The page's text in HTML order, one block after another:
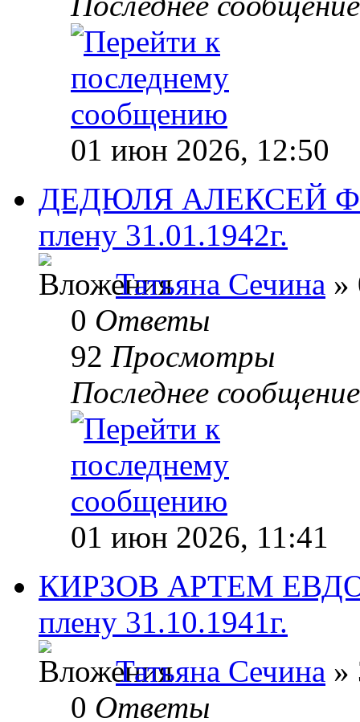
01 июн 2026, 12:50
ДЕДЮЛЯ АЛЕКСЕЙ
плену 31.01.1942г.
Татьяна Сечина »
0 Ответы
92 Просмотры
Последнее
01 июн 2026, 11:41
КИРЗОВ АРТЕМ
плену 31.10.1941г.
Татьяна Сечина »
0 Ответы